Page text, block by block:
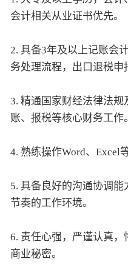
会计相关从业证书优先。
2. 具备3年及以上记账会
务处理流程，出口退税申
3. 精通国家财经法律法
账、报税等核心财务工作。
4. 熟练操作Word、Excel
5. 具备良好的沟通协调
节奏的工作环境。
6. 责任心强，严谨认真
商业秘密。